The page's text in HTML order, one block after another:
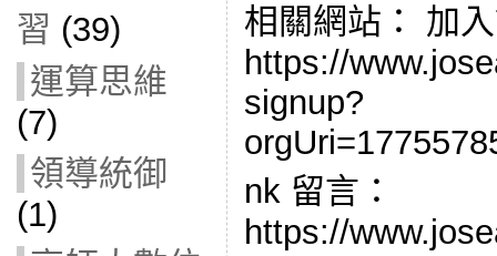
習 (39)
運算思維
(7)
領導統御
(1)
相關網站： 加
https://
signup?
nk 留言：
https://